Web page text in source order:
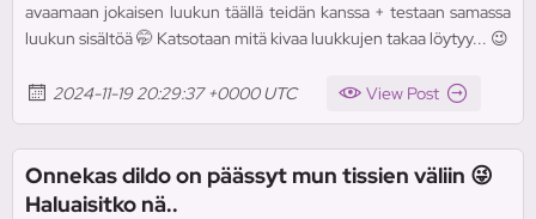
avaamaan jokaisen luukun täällä teidän kanssa + testaan samassa
luukun sisältöä 🤭 Katsotaan mitä kivaa luukkujen takaa löytyy... 😉
2024-11-19 20:29:37 +0000 UTC View Post
Onnekas dildo on päässyt mun tissien väliin 😜
Haluaisitko nä..